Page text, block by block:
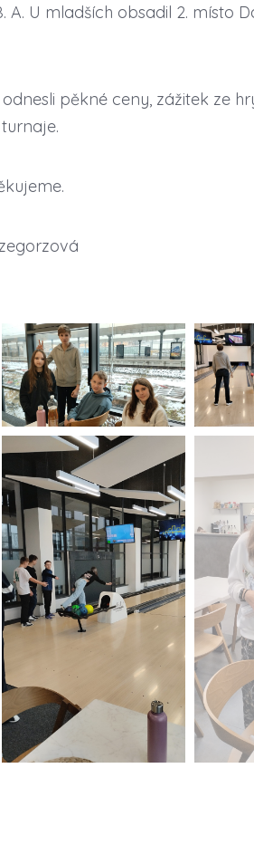
A. U mladších obsadil 2. místo
pěkné ceny, zážitek ze